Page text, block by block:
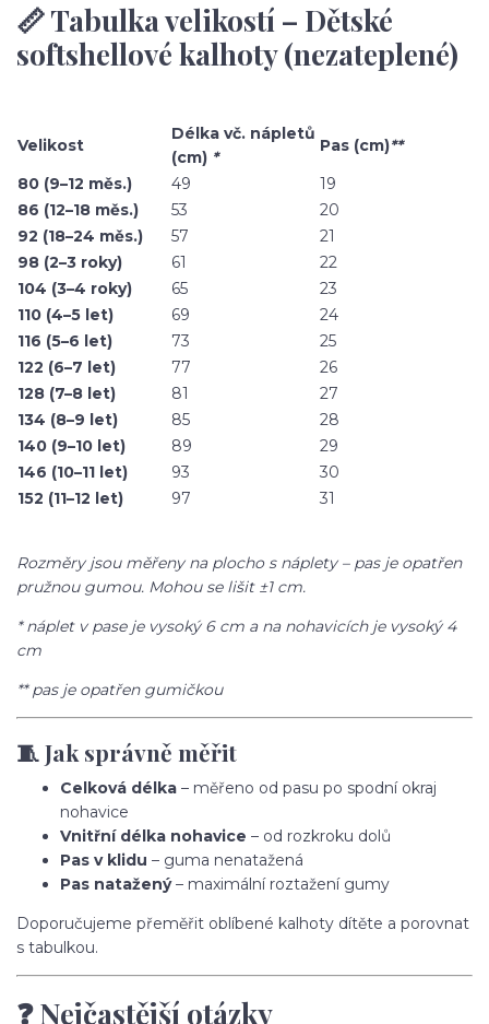
📏 Tabulka velikostí – Dětské
softshellové kalhoty (nezateplené)
Velikost
Délka vč. nápletů
(cm) *
Pas (cm)**
80 (9–12 měs.)
49
19
86 (12–18 měs.)
53
20
92 (18–24 měs.)
57
21
98 (2–3 roky)
61
22
104 (3–4 roky)
65
23
110 (4–5 let)
69
24
116 (5–6 let)
73
25
122 (6–7 let)
77
26
128 (7–8 let)
81
27
134 (8–9 let)
85
28
140 (9–10 let)
89
29
146 (10–11 let)
93
30
152 (11–12 let)
97 31
Rozměry jsou měřeny na plocho s náplety – pas je opatřen
pružnou gumou. Mohou se lišit ±1 cm.
* náplet v pase je vysoký 6 cm a na nohavicích je vysoký 4
cm
** pas je opatřen gumičkou
🧵 Jak správně měřit
Celková délka – měřeno od pasu po spodní okraj
nohavice
Vnitřní délka nohavice – od rozkroku dolů
Pas v klidu – guma nenatažená
Pas natažený– maximální roztažení gumy
Doporučujeme přeměřit oblíbené kalhoty dítěte a porovnat
s tabulkou.
❓ Nejčastější otázky